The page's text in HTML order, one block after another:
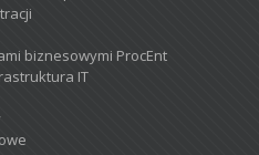
biznesowymi ProcEnt
IT